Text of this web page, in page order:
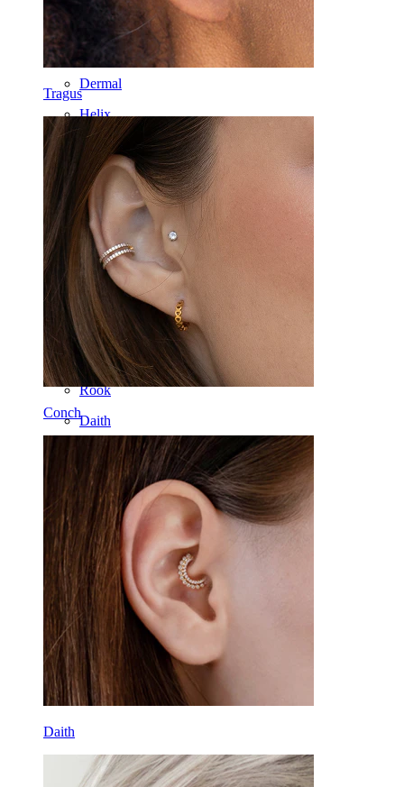
Tragus
Conch
Daith
Brustwarzen
Industrial
Dermal
Helix
Ohr
Septum
Clip-on
Labret
Zunge
Nase
Tragus
Barbell
Rook
Daith
Hufeisen
Ring
Werkzeuge
Curved Barbell
Lobe
Titan